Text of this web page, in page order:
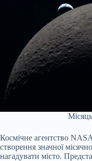
Космічне агентство
створення значної
нагадувати місто.